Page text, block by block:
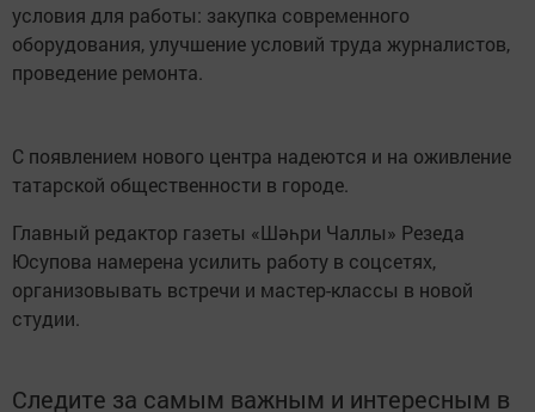
условия для работы: закупка современного
оборудования, улучшение условий труда журналистов,
проведение ремонта.
С появлением нового центра надеются и на оживление
татарской общественности в городе.
Главный редактор газеты «Шәһри Чаллы» Резеда
Юсупова намерена усилить работу в соцсетях,
организовывать встречи и мастер-классы в новой
студии.
Следите за самым важным и интересным в